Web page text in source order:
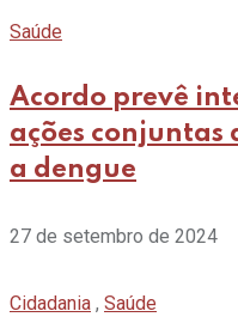
Saúde
Acordo prevê
ações conjuntas
a dengue
27 de setembro de 2024
Cidadania , Saúde